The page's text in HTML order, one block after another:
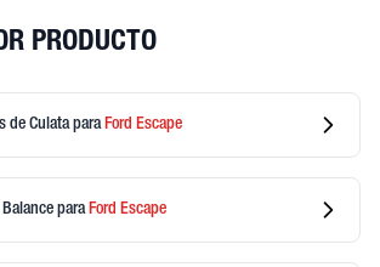
PRODUCTO
de Culatapara Ford Escape
Balance para Ford Escape